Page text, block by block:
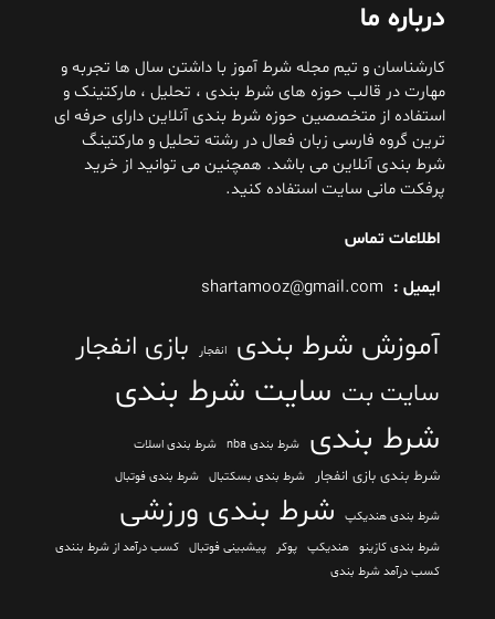
درباره ما
کارشناسان و تیم مجله شرط آموز با داشتن سال ها تجربه و
مهارت در قالب حوزه های شرط بندی ، تحلیل ، مارکتینک و
استفاده از متخصصین حوزه شرط بندی آنلاین دارای حرفه ای
ترین گروه فارسی زبان فعال در رشته تحلیل و مارکتینگ
شرط بندی آنلاین می باشد. همچنین می توانید از خرید
پرفکت مانی سایت استفاده کنید.
اطلاعات تماس
ایمیل :
آموزش شرط بندی انفجار بازی انفجار
سایت بت سایت شرط بندی
شرط بندی
شرط بندی nba شرط بندی اسلات
شرط بندی بازی انفجار شرط بندی بسکتبال شرط بندی فوتبال
شرط بندی هندیکپ شرط بندی ورزشی
شرط بندی کازینو هندیکپ پوکر پیشبینی فوتبال کسب درآمد از شرط بنندی
کسب درآمد شرط بندی